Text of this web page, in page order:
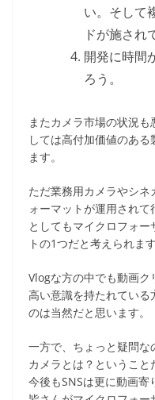
い。そして
ドが施され
開発に時間
ろう。
またカメラ市場の状況
しては高付加価値のあ
ます。
ただ業務用カメラやシ
ォーマットが運用され
としてもマイクロフォ
トの1つだと考えられます
Vlogな方の中でも動画ク
高い意識を持たれている
のは当然だと思います。
一方で、ちょっと疑問
カメラとは？ということ
今後もSNSは更に動画寄